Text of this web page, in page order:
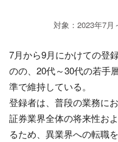
対象：2023年7月
7月から9月にかけての登
のの、20代～30代の若手
準で維持している。
登録者は、普段の業務に
証券業界全体の将来性お
るため、異業界への転職